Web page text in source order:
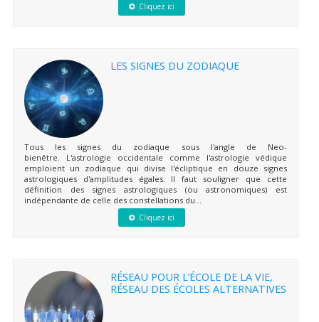
Cliquez ici
LES SIGNES DU ZODIAQUE
Tous les signes du zodiaque sous l'angle de Neo-
bienêtre. L'astrologie occidentale comme l'astrologie védique
emploient un zodiaque qui divise l'écliptique en douze signes
astrologiques d'amplitudes égales. Il faut souligner que cette
définition des signes astrologiques (ou astronomiques) est
indépendante de celle des constellations du...
Cliquez ici
RÉSEAU POUR L’ÉCOLE DE LA VIE,
RÉSEAU DES ÉCOLES ALTERNATIVES